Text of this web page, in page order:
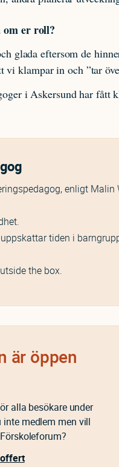
om er roll?
glada eftersom de
vi klampar in och ”tar
i Askersund har fått
enligt
tiden i
the box.
är öppen
alla besökare under
inte medlem men vill